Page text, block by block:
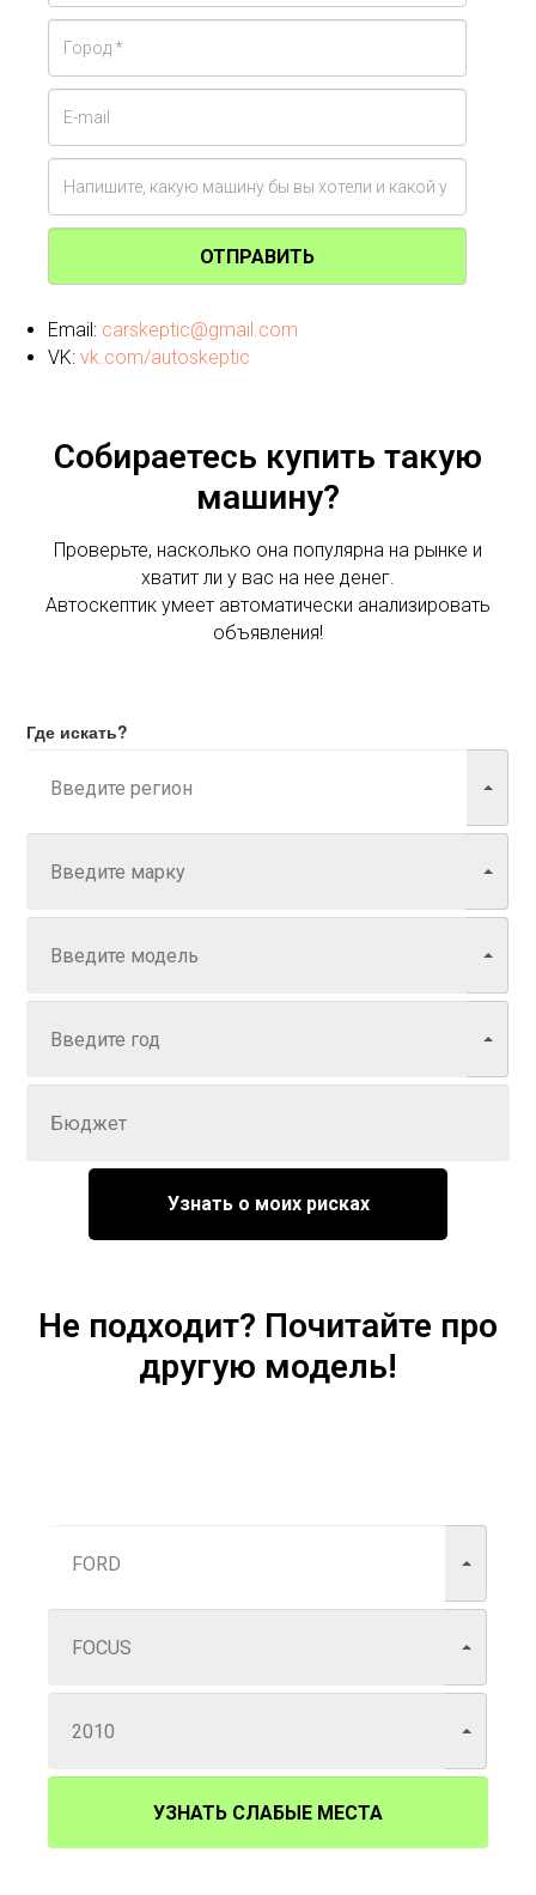
ОТПРАВИТЬ
Email: carskeptic@gmail.com
VK: vk.com/autoskeptic
Собираетесь купить такую
машину?
Проверьте, насколько она популярна на рынке и
хватит ли у вас на нее денег.
Автоскептик умеет автоматически анализировать
объявления!
Где искать?
Узнать о моих рисках
Не подходит? Почитайте про
другую модель!
УЗНАТЬ СЛАБЫЕ МЕСТА